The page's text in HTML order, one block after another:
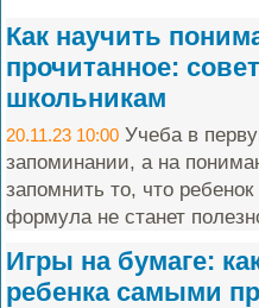
Как научить
прочитанное:
школьникам
20.11.23 10:00 Учеба в
запоминании, а на
запомнить то, что
формула не станет
Игры на бумаге:
ребенка самыми